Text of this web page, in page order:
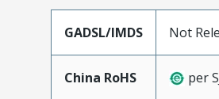
GADSL/IMDS Not
China RoHS per